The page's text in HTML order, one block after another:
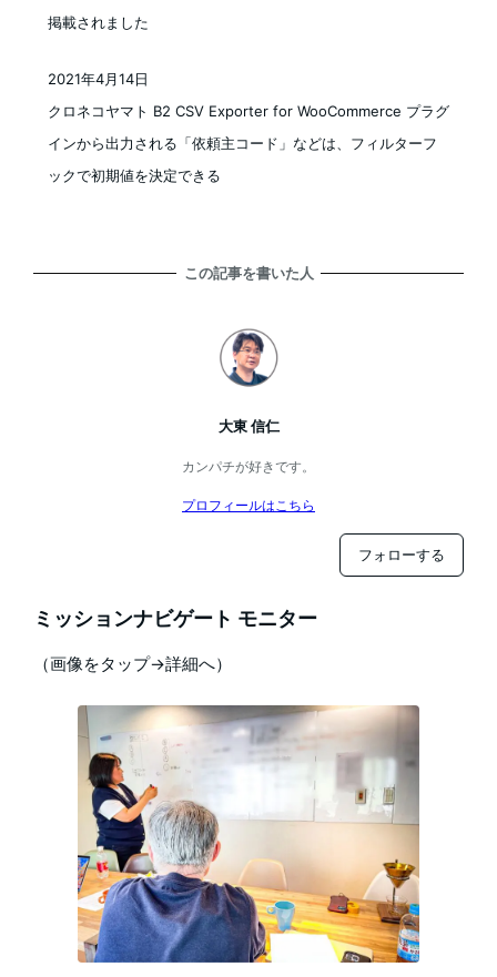
掲載されました
クロネコヤマト B2 CSV Exporter for WooCommerce プラグ
インから出力される「依頼主コード」などは、フィルターフ
ックで初期値を決定できる
2021年4月14日
この記事を書いた人
大東 信仁
カンパチが好きです。
プロフィールはこちら
フォローする
ミッションナビゲート モニター
（画像をタップ→詳細へ）